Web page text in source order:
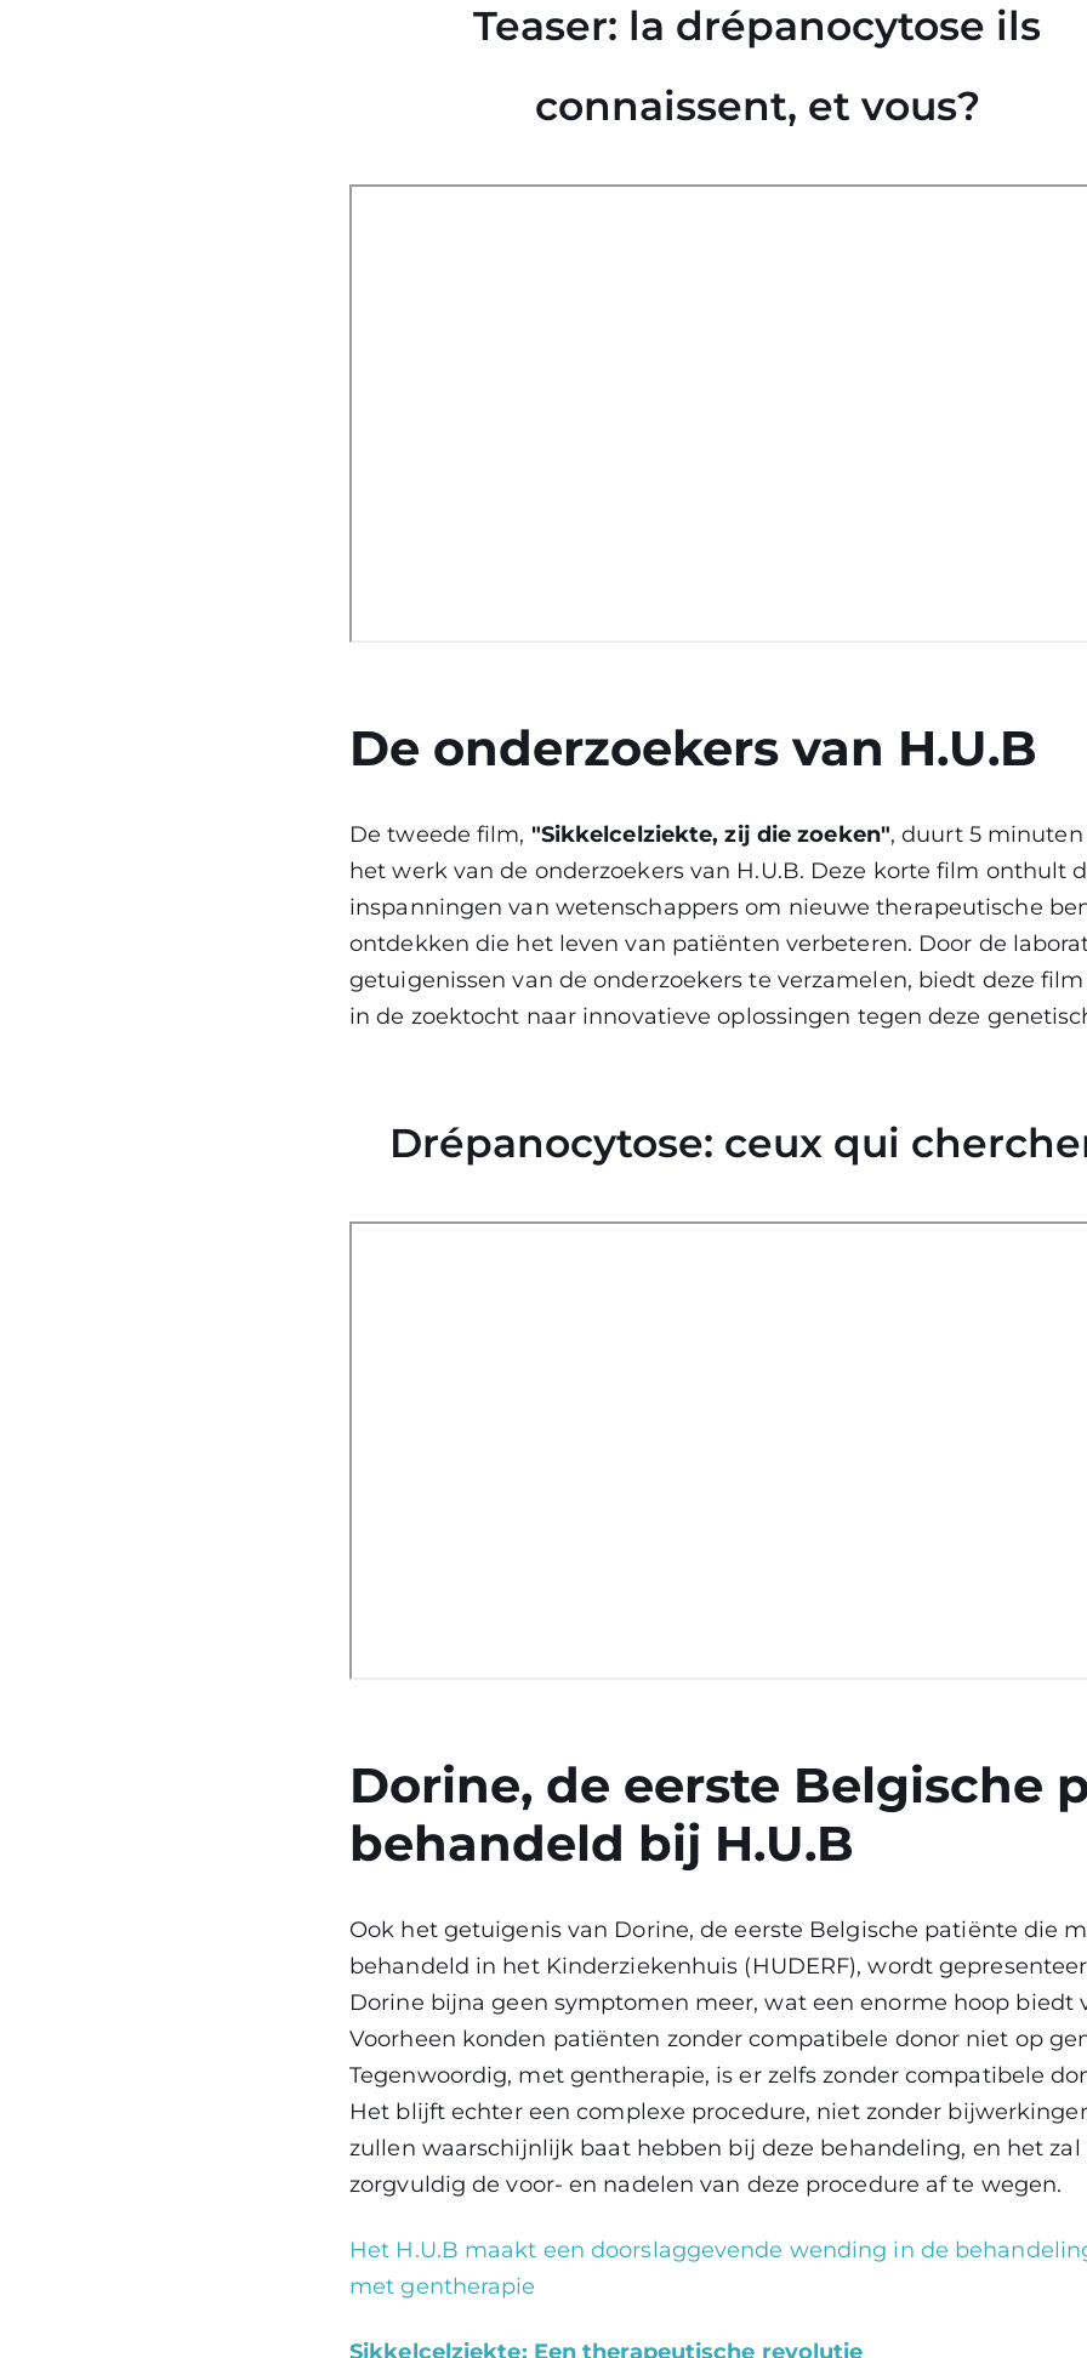
Teaser: la drépanocytose ils
connaissent, et vous?
De onderzoekers van H.U.B
De tweede film, "Sikkelcelziekte, zij die zoeken", duurt 5
het werk van de onderzoekers van H.U.B. Deze korte film onthult
inspanningen van wetenschappers om nieuwe therapeutische
ontdekken die het leven van patiënten verbeteren. Door de
getuigenissen van de onderzoekers te verzamelen, biedt deze
in de zoektocht naar innovatieve oplossingen tegen deze
Drépanocytose: ceux qui
Dorine, de eerste Belgische
behandeld bij H.U.B
Ook het getuigenis van Dorine, de eerste Belgische patiënte die
behandeld in het Kinderziekenhuis (HUDERF), wordt
Dorine bijna geen symptomen meer, wat een enorme hoop biedt
Voorheen konden patiënten zonder compatibele donor niet op
Tegenwoordig, met gentherapie, is er zelfs zonder compatibele
Het blijft echter een complexe procedure, niet zonder
zullen waarschijnlijk baat hebben bij deze behandeling, en het
zorgvuldig de voor- en nadelen van deze procedure af te wegen.
Het H.U.B maakt een doorslaggevende wending in de
met gentherapie
Sikkelcelziekte: Een therapeutische revolutie